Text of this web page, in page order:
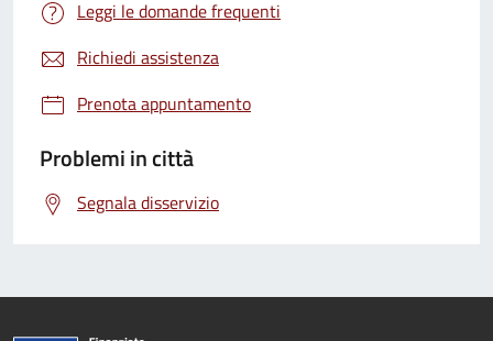
Leggi le domande frequenti
Richiedi assistenza
Prenota appuntamento
Problemi in città
Segnala disservizio